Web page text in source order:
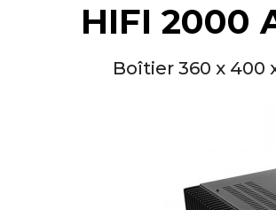
MKSX4 Enceinte Subwoofer...
HIFI 2000
Boîtier 360 x 400